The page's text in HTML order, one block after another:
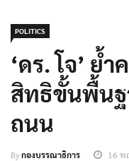
POLITICS
‘ดร. โจ’ ย้
สิทธิขั้นพื้นฐ
ถนน
Byกองบรรณาธิการ 16 พ